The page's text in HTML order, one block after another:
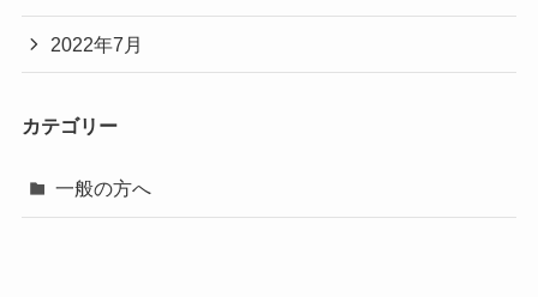
2022年7月
カテゴリー
一般の方へ